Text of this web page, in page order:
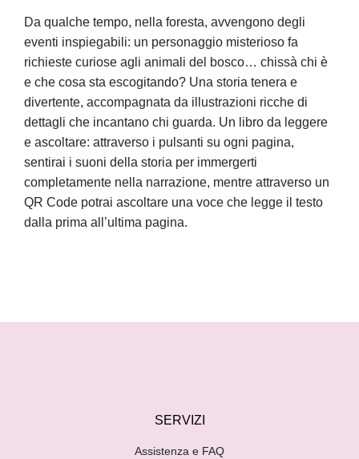
Da qualche tempo, nella foresta, avvengono degli
eventi inspiegabili: un personaggio misterioso fa
richieste curiose agli animali del bosco… chissà chi è
e che cosa sta escogitando? Una storia tenera e
divertente, accompagnata da illustrazioni ricche di
dettagli che incantano chi guarda. Un libro da leggere
e ascoltare: attraverso i pulsanti su ogni pagina,
sentirai i suoni della storia per immergerti
completamente nella narrazione, mentre attraverso un
QR Code potrai ascoltare una voce che legge il testo
dalla prima all’ultima pagina.
SERVIZI
Assistenza e FAQ